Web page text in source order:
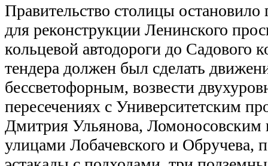
Правительство столицы остановило
для реконструкции Ленинского
кольцевой автодороги до Садового
тендера должен был сделать
бессветофорным, возвести
пересечениях с Университетским
Дмитрия Ульянова, Ломоносовским
улицами Лобачевского и Обручева,